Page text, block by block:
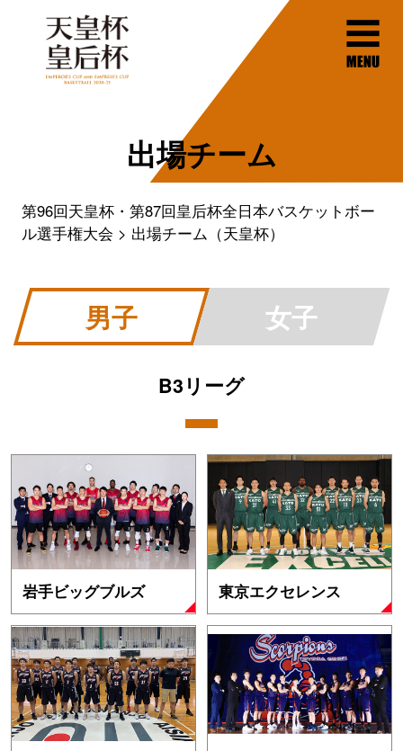
出場チーム
第96回天皇杯・第87回皇后杯全日本バスケットボー
ル選手権大会
出場チーム（天皇杯）
男子 女子
B3リーグ
岩手ビッグブルズ 東京エクセレンス